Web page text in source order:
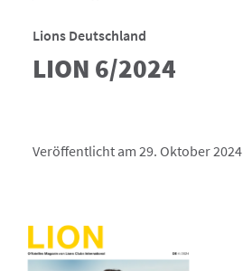
Lions Deutschland
LION 6/2024
Veröffentlicht am 29. Oktober 2024